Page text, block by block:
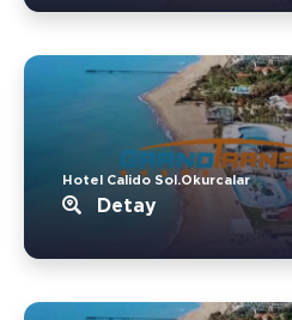
Hotel Calido Sol.Okurcalar
Detay